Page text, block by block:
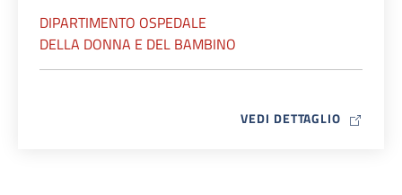
DIPARTIMENTO OSPEDALE
DELLA DONNA E DEL BAMBINO
VEDI DETTAGLIO MAP ICON